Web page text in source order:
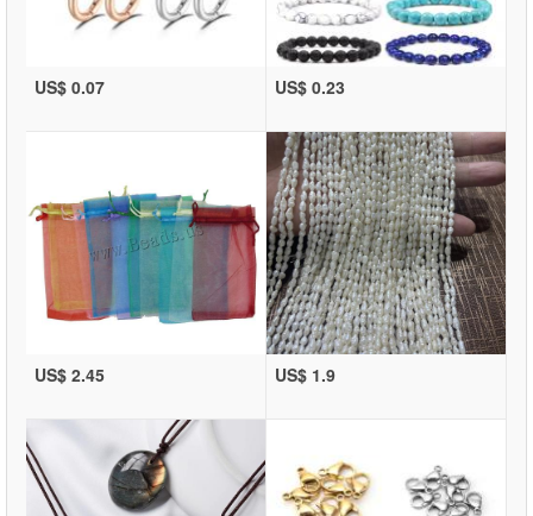
US$ 0.07 US$ 0.23
US$ 2.45 US$ 1.9